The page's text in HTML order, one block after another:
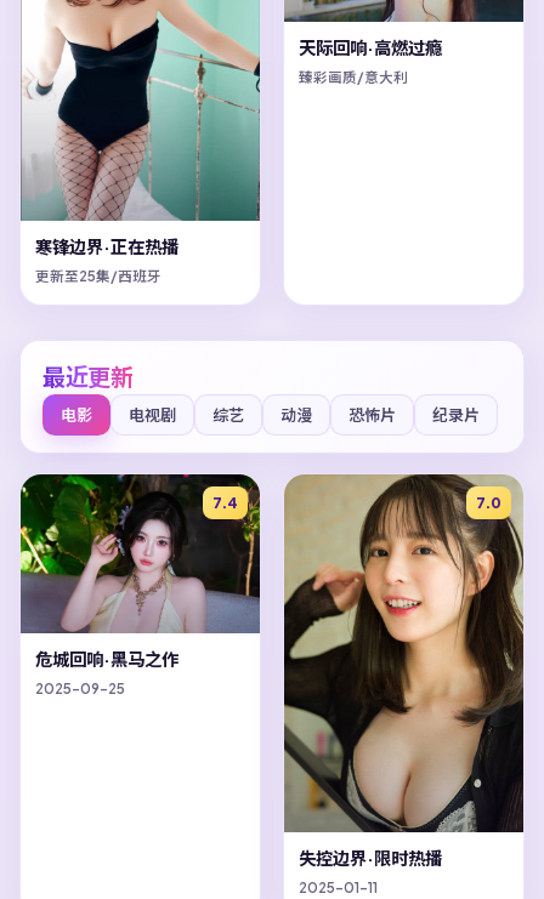
寒锋边界·正在热播
更新至25集/西班牙
天际回响·高燃过瘾
臻彩画质/意大利
最近更新
电影 电视剧 综艺 动漫 恐怖片 纪录片
7.4
危城回响·黑马之作
2025-09-25
7.0
失控边界·限时热播
2025-01-11